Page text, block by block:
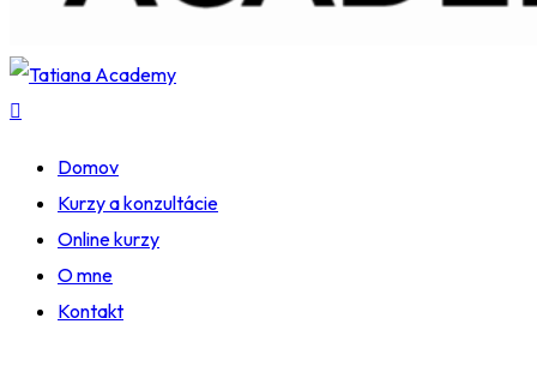
Domov
Kurzy a konzultácie
Online kurzy
O mne
Kontakt